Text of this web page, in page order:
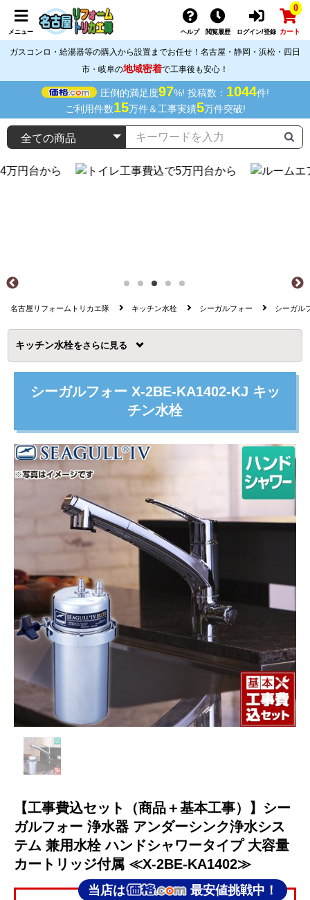
メニュー ヘルプ 閲覧履歴 ログイン/登録
0
カート
ガスコンロ・給湯器等の購入から設置までお任せ！名古屋・静岡・浜松・四日
市・岐阜の地域密着で工事後も安心！
圧倒的満足度97%! 投稿数： 1044件!
ご利用件数15万件＆工事実績5万件突破!
名古屋リフォームトリカエ隊 キッチン水栓 シーガルフォー シーガル
キッチン水栓を
シーガルフォー X-2BE-KA1402-KJ キッ
チン水栓
【工事費込セット（商品＋基本工事）】シー
ガルフォー 浄水器 アンダーシンク浄水シス
テム 兼用水栓 ハンドシャワータイプ 大容量
カートリッジ付属 ≪X-2BE-KA1402≫
当店は 最安値挑戦中！